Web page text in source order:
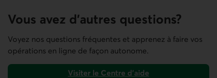
Vous avez d’autres questions?
Voyez nos questions fréquentes et apprenez à faire vos
opérations en ligne de façon autonome.
Visiter le Centre d’aide